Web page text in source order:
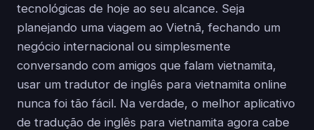
tecnológicas de hoje ao seu alcance. Seja
planejando uma viagem ao Vietnã, fechando um
negócio internacional ou simplesmente
conversando com amigos que falam vietnamita,
usar um tradutor de inglês para vietnamita online
nunca foi tão fácil. Na verdade, o melhor aplicativo
de tradução de inglês para vietnamita agora cabe